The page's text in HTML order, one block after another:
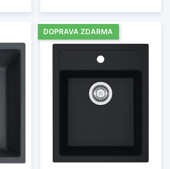
DOPRAVA ZDARMA